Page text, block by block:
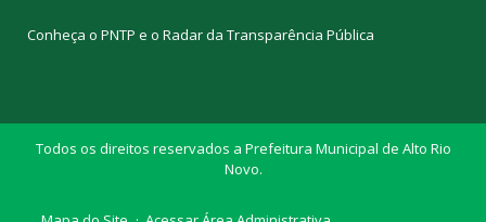
Conheça o PNTP e o Radar da Transparência Pública
Todos os direitos reservados a Prefeitura Municipal de Alto Rio
Novo.